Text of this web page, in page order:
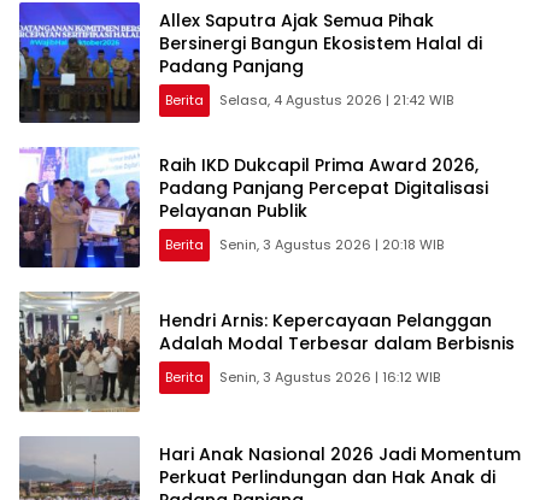
Allex Saputra Ajak Semua Pihak
Bersinergi Bangun Ekosistem Halal di
Padang Panjang
Berita Selasa, 4 Agustus 2026 | 21:42 WIB
Raih IKD Dukcapil Prima Award 2026,
Padang Panjang Percepat Digitalisasi
Pelayanan Publik
Berita Senin, 3 Agustus 2026 | 20:18 WIB
Hendri Arnis: Kepercayaan Pelanggan
Adalah Modal Terbesar dalam Berbisnis
Berita Senin, 3 Agustus 2026 | 16:12 WIB
Hari Anak Nasional 2026 Jadi Momentum
Perkuat Perlindungan dan Hak Anak di